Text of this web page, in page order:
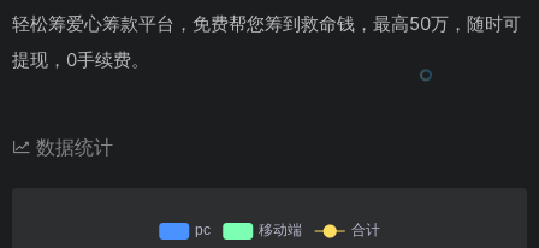
轻松筹爱心筹款平台，免费帮您筹到救命钱，最高50万，随时可
提现，0手续费。
数据统计